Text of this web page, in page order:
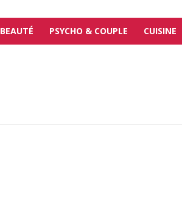
BEAUTÉ PSYCHO & COUPLE CUISINE